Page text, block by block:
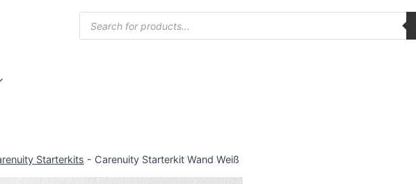
Products
search
Starterkits - Carenuity Starterkit Wand Weiß